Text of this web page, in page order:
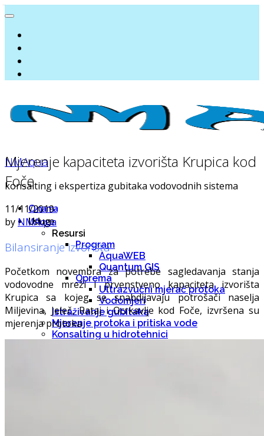
NMAqua
konsalting i ekspertiza gubitaka vodovodnih sistema
O nama
Usluge
Resursi
Program
AquaWEB
Quantum GIS
Oprema
Ultrazvučni mjerač protoka
Vodomjeri
Istraživanje gubitaka
Mjerenje protoka i pritiska vode
Konsalting u hidrotehnici
Mjerenje kapaciteta izvorišta Krupica kod
Foče
11/11/2019
by NMAqua
Bilansiranje izvorišta
Početkom novembra za potrebe sagledavanja stanja
vodovodne mreži i prvenstveno kapaciteta izvorišta
Krupica sa kojeg se snabdijavaju potrošači naselja
Miljevina, Jeleč, Rataj i Ocrkavlje kod Foče, izvršena su
mjerenja protoka